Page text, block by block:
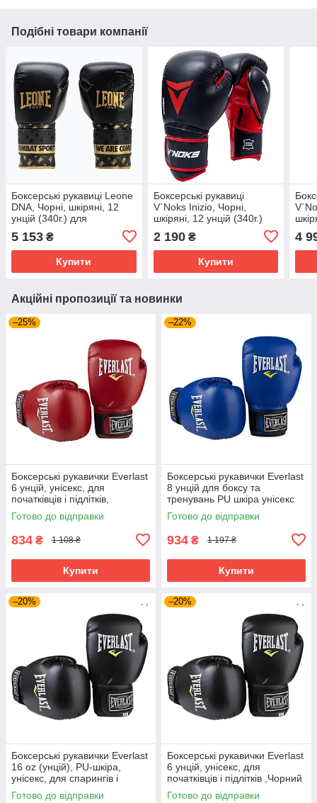
Подібні товари компанії
Боксерські рукавиці Leone
DNA, Чорні, шкіряні, 12
унцій (340г.) для
(500176)
5 153 ₴
Купити
Боксерські рукавиці
V`Noks Inizio, Чорні,
шкіряні, 12 унцій (340г.)
для спортсменів 60-80 кг.
(60098)
2 190₴
Купити
4
Акційні пропозиції та новинки
–25%
Боксерські рукавички Everlast
6 унцій, унісекс, для
початківців і підлітків,
Червоний (EF-0370-6-R)
Готово до відправки
834 ₴ 1 108 ₴
Купити
–22%
Боксерські рукавички Everlast
8 унцій для боксу та
тренувань PU шкіра унісекс
Синій (EF-0370-8-BL)
Готово до відправки
934 ₴ 1 197 ₴
Купити
–20%
Боксерські рукавички Everlast
16 oz (унцій), PU-шкіра,
унісекс, для спарингів і
тренувань ,Чорний (EF-0370-
Готово до відправки
–20%
Боксерські рукавички Everlast
6 унцій, унісекс, для
початківців і підлітків ,Чорний
(EF-0370-6-BK)
Готово до відправки